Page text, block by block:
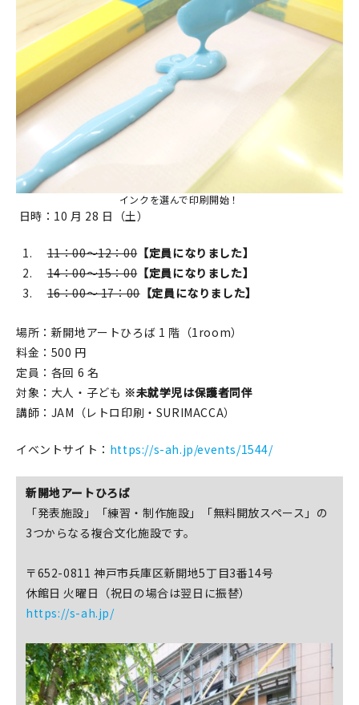
インクを選んで印刷開始！
日時：10 月 28 日（土）
11：00～12：00【定員になりました】
14：00～15：00【定員になりました】
16：00～ 17：00【定員になりました】
場所：新開地アートひろば 1 階（1room）
料金：500 円
定員：各回 6 名
対象：大人・子ども ※未就学児は保護者同伴
講師：JAM（レトロ印刷・SURIMACCA）
イベントサイト： https://s-ah.jp/events/1544/
新開地アートひろば
「発表施設」「練習・制作施設」「無料開放スペース」の
3つからなる複合文化施設です。
〒652-0811 神戸市兵庫区新開地5丁目3番14号
休館日 火曜日（祝日の場合は翌日に振替）
https://s-ah.jp/